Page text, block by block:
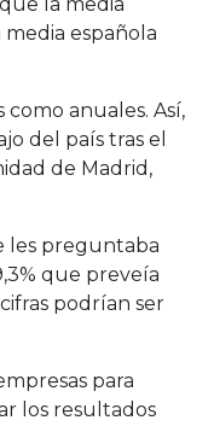
española
anuales. Así,
del país tras el
de Madrid,
les preguntaba
que preveía
podrían ser
para
los resultados